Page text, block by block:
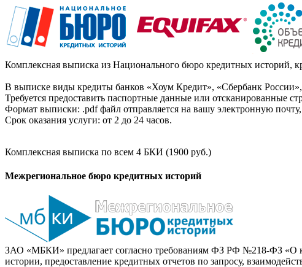
Комплексная выписка из Национального бюро кредитных историй,
В выписке виды кредиты банков «Хоум Кредит», «Сбербанк России»,
Требуется предоставить паспортные данные или отсканированные
Формат выписки: .pdf файл отправляется на вашу электронную
Срок оказания услуги: от 2 до 24 часов.
Комплексная выписка по всем 4 БКИ (1900 руб.)
Межрегиональное бюро кредитных историй
ЗАО «МБКИ» предлагает согласно требованиям ФЗ РФ №218-ФЗ «О
истории, предоставление кредитных отчетов по запросу,